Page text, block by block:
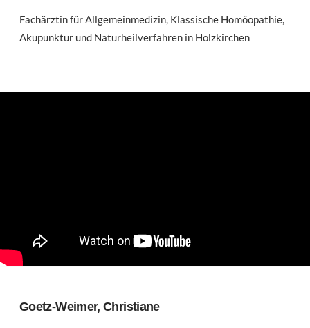
Fachärztin für Allgemeinmedizin, Klassische Homöopathie,
Akupunktur und Naturheilverfahren in Holzkirchen
Goetz-Weimer, Christiane